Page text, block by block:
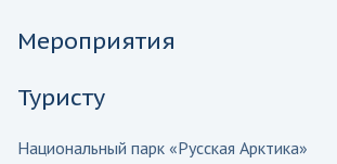
Мероприятия
Туристу
Национальный парк «Русская Арктика»